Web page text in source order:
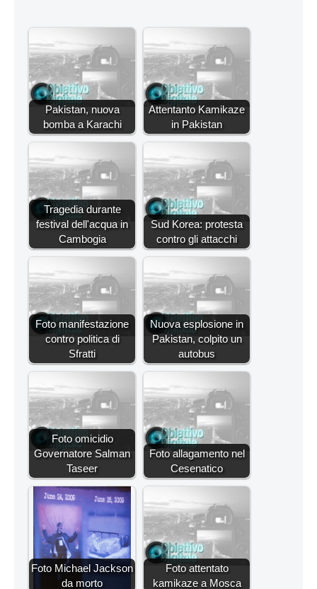
Pakistan, nuova
bomba a Karachi
Attentanto Kamikaze
in Pakistan
Tragedia durante
festival dell'acqua in
Cambogia
Sud Korea: protesta
contro gli attacchi
Foto manifestazione
contro politica di
Sfratti
Nuova esplosione in
Pakistan, colpito un
autobus
Foto omicidio
Governatore Salman
Taseer
Foto allagamento nel
Cesenatico
Foto Michael Jackson
da morto
Foto attentato
kamikaze a Mosca